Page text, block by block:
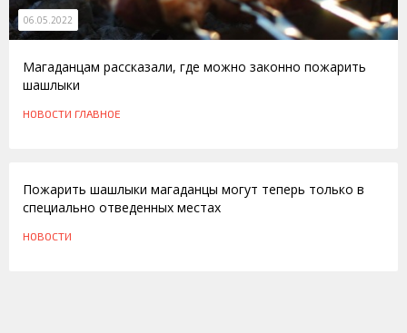
06.05.2022
Магаданцам рассказали, где можно законно пожарить
шашлыки
НОВОСТИ ГЛАВНОЕ
Пожарить шашлыки магаданцы могут теперь только в
специально отведенных местах
НОВОСТИ